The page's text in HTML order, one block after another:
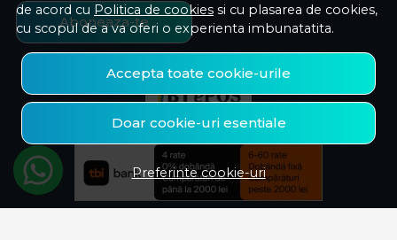
de acord cu Politica de cookies si cu plasarea de cookies,
cu scopul de a va oferi o experienta imbunatatita.
Accepta toate cookie-urile
Doar cookie-uri esentiale
Preferinte cookie-uri
Aboneaza-te